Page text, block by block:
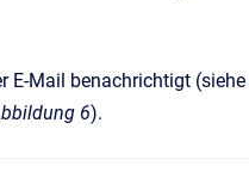
E-Mail benachrichtigt (siehe
6).